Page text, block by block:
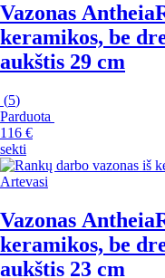
Vazonas Antheia
keramikos, be
aukštis 29 cm
(5)
Parduota
116 €
sekti
Artevasi
Vazonas Antheia
keramikos, be
aukštis 23 cm